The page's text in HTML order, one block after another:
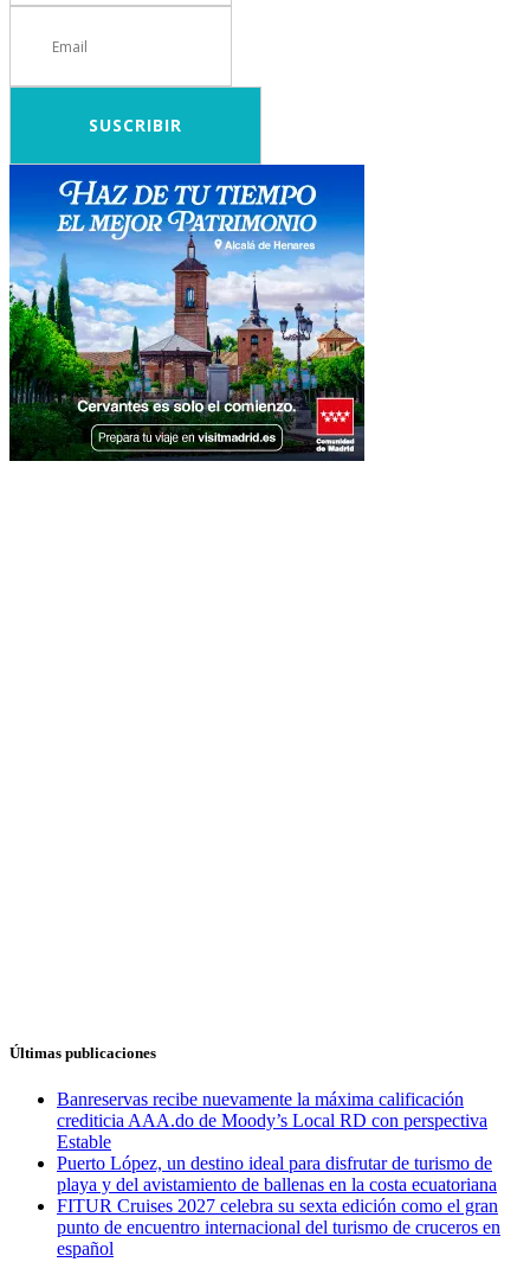
Últimas publicaciones
Banreservas recibe nuevamente la máxima calificación
crediticia AAA.do de Moody’s Local RD con perspectiva
Estable
Puerto López, un destino ideal para disfrutar de turismo de
playa y del avistamiento de ballenas en la costa ecuatoriana
FITUR Cruises 2027 celebra su sexta edición como el gran
punto de encuentro internacional del turismo de cruceros en
español